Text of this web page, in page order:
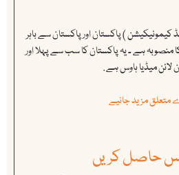
) پاکستان اور پاکستان سے باہر
منصوبہ ہے ۔ یہ پاکستان کا سب سے پہلا اور
میڈیا ہاوس ہے .
مزید جانیے
حاصل کریں